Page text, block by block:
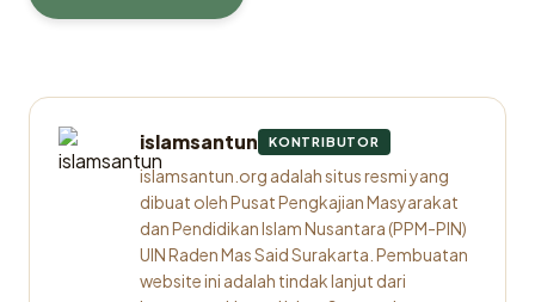
islamsantun KONTRIBUTOR
islamsantun.org adalah situs resmi yang
dibuat oleh Pusat Pengkajian Masyarakat
dan Pendidikan Islam Nusantara (PPM-PIN)
UIN Raden Mas Said Surakarta. Pembuatan
website ini adalah tindak lanjut dari